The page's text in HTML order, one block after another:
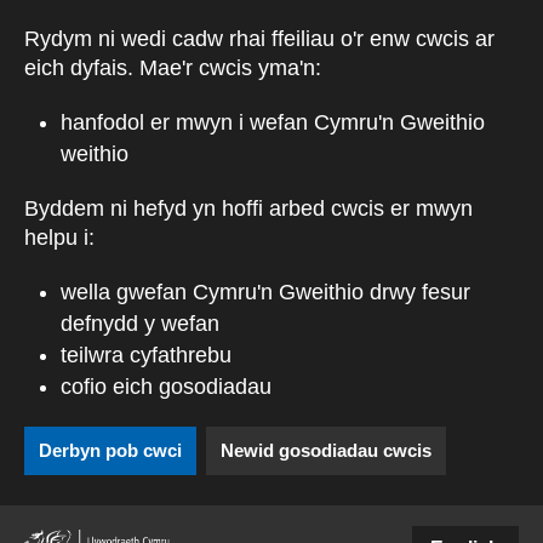
Rydym ni wedi cadw rhai ffeiliau o'r enw cwcis ar
eich dyfais. Mae'r cwcis yma'n:
hanfodol er mwyn i wefan Cymru'n Gweithio
weithio
Byddem ni hefyd yn hoffi arbed cwcis er mwyn
helpu i:
wella gwefan Cymru'n Gweithio drwy fesur
defnydd y wefan
teilwra cyfathrebu
cofio eich gosodiadau
Derbyn pob cwci Newid gosodiadau cwcis